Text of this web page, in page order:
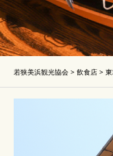
若狭美浜観光協会 > 飲食店 >